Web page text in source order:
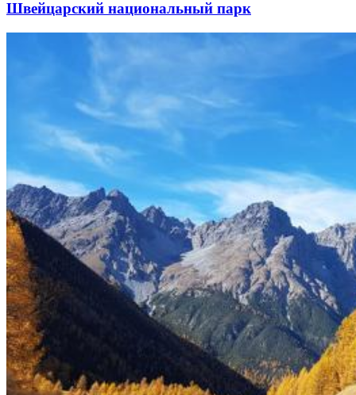
Швейцарский национальный парк